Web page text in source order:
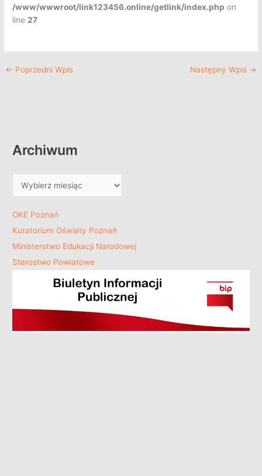
/www/wwwroot/link123456.online/getlink/index.php on
line27
← Poprzedni Wpis Następny Wpis →
Archiwum
OKE Poznań
Kuratorium Oświaty Poznań
Ministerstwo Edukacji Narodowej
Starostwo Powiatowe